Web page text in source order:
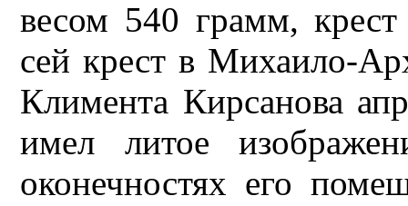
весом 540 грамм,
сей крест в Михаило-
Климента Кирсанова
имел литое
оконечностях его